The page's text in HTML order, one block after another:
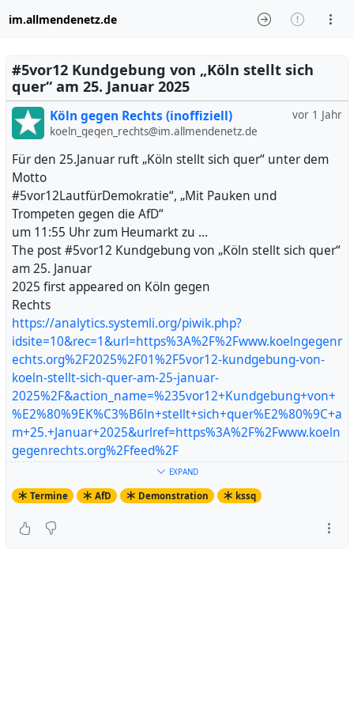
im.allmendenetz.de
#5vor12 Kundgebung von „Köln stellt sich
quer“ am 25. Januar 2025
vor 1 Jahr
Köln gegen Rechts (inoffiziell)
koeln_gegen_rechts@im.allmendenetz.de
Für den 25.Januar ruft „Köln stellt sich quer“ unter dem
Motto
#5vor12LautfürDemokratie“, „Mit Pauken und
Trompeten gegen die AfD“
um 11:55 Uhr zum Heumarkt zu …
The post #5vor12 Kundgebung von „Köln stellt sich quer“
am 25. Januar
2025 first appeared on Köln gegen
Rechts
https://analytics.systemli.org/piwik.php?
idsite=10&rec=1&url=https%3A%2F%2Fwww.koelngegenr
echts.org%2F2025%2F01%2F5vor12-kundgebung-von-
koeln-stellt-sich-quer-am-25-januar-
2025%2F&action_name=%235vor12+Kundgebung+von+
%E2%80%9EK%C3%B6ln+stellt+sich+quer%E2%80%9C+a
m+25.+Januar+2025&urlref=https%3A%2F%2Fwww.koeln
gegenrechts.org%2Ffeed%2F
https://www.koelngegenrechts.org/2025/01/5vor12-
kundgebung-von-koeln-stellt-sich-quer-am-25-januar-
2025/
EXPAND
Termine AfD Demonstration kssq